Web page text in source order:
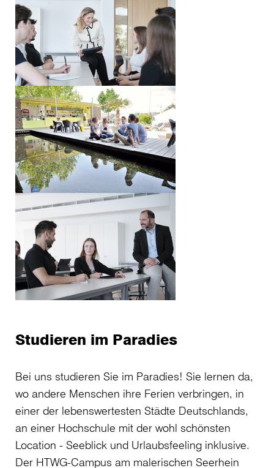
Studieren im Paradies
Bei uns studieren Sie im Paradies! Sie lernen da,
wo andere Menschen ihre Ferien verbringen, in
einer der lebenswertesten Städte Deutschlands,
an einer Hochschule mit der wohl schönsten
Location - Seeblick und Urlaubsfeeling inklusive.
Der HTWG-Campus am malerischen Seerhein